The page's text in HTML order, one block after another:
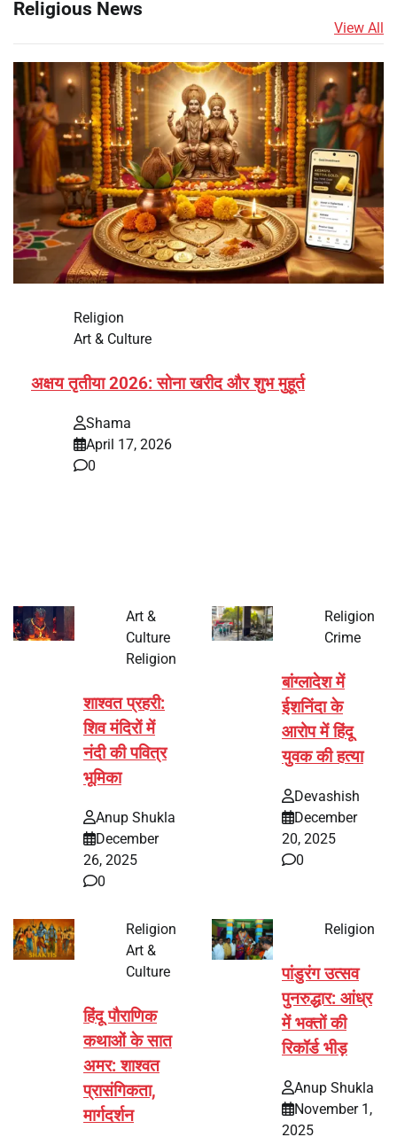
Religious News
View All
Religion
Art & Culture
अक्षय तृतीया 2026: सोना खरीद और शुभ मुहूर्त
Shama
April 17, 2026
0
Art &
Culture
Religion
शाश्वत प्रहरी:
शिव मंदिरों में
नंदी की पवित्र
भूमिका
Anup Shukla
December
26, 2025
0
Religion
Crime
बांग्लादेश में
ईशनिंदा के
आरोप में हिंदू
युवक की हत्या
Devashish
December
20, 2025
0
Religion
Art &
Culture
हिंदू पौराणिक
कथाओं के सात
अमर: शाश्वत
प्रासंगिकता,
मार्गदर्शन
Religion
पांडुरंग उत्सव
पुनरुद्धार: आंध्र
में भक्तों की
रिकॉर्ड भीड़
Anup Shukla
November 1,
2025